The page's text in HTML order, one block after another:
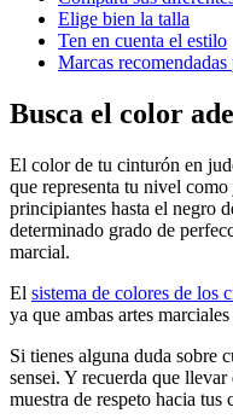
Elige bien la talla
Ten en cuenta el estilo
Marcas
Busca el color
El color de tu cinturón en
que representa tu nivel
principiantes hasta el negro
determinado grado de
marcial.
El sistema de colores de los
ya que ambas artes
Si tienes alguna duda sobre
sensei. Y recuerda que
muestra de respeto hacia tus